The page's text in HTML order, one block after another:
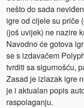
nešto do sada
igre od cijele su priče
(još uvijek) ne nazire
Navodno će gotova
se s izdavačem
tvrditi sa sigurnošću,
Zasad je izlazak igre
je i aktualan popis
raspolaganju.